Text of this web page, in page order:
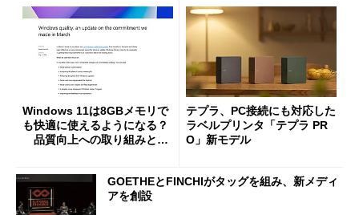
Windows 11は8GBメモリで
も快適に使えるようになる？
品質向上への取り組みと
テプラ、PC接続にも対応した
ラベルプリンタ「テプラ PR
O」新モデル
GOETHEとFINCHIがタッグを組み、新メディ
アを創設